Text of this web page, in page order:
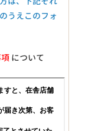
うえこのフォ
について